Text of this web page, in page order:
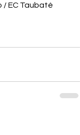
/ EC Taubaté